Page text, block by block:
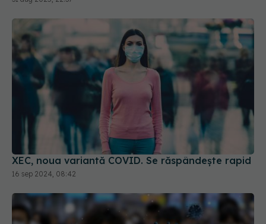
XEC, noua variantă COVID. Se răspândește rapid
16 sep 2024, 08:42